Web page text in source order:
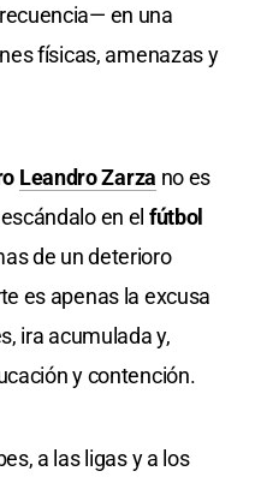
en una
físicas, amenazas y
Leandro Zarza no es
en el fútbol
de un deterioro
es apenas la excusa
ira acumulada y,
y contención.
a las ligas y a los